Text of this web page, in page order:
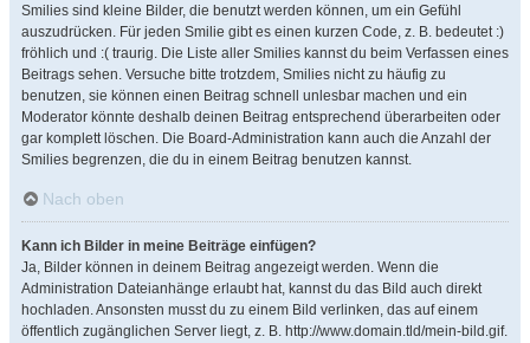
Smilies sind kleine Bilder, die benutzt werden können, um ein Gefühl
auszudrücken. Für jeden Smilie gibt es einen kurzen Code, z. B. bedeutet :)
fröhlich und :( traurig. Die Liste aller Smilies kannst du beim Verfassen eines
Beitrags sehen. Versuche bitte trotzdem, Smilies nicht zu häufig zu
benutzen, sie können einen Beitrag schnell unlesbar machen und ein
Moderator könnte deshalb deinen Beitrag entsprechend überarbeiten oder
gar komplett löschen. Die Board-Administration kann auch die Anzahl der
Smilies begrenzen, die du in einem Beitrag benutzen kannst.
Nach oben
Kann ich Bilder in meine Beiträge einfügen?
Ja, Bilder können in deinem Beitrag angezeigt werden. Wenn die
Administration Dateianhänge erlaubt hat, kannst du das Bild auch direkt
hochladen. Ansonsten musst du zu einem Bild verlinken, das auf einem
öffentlich zugänglichen Server liegt, z. B. http://www.domain.tld/mein-bild.gif.